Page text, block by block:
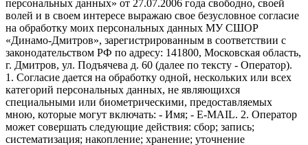
персональных данных» от 27.07.2006 года свободно, своей
волей и в своем интересе выражаю свое безусловное согласие
на обработку моих персональных данных МУ СШОР
«Динамо-Дмитров», зарегистрированным в соответствии с
законодательством РФ по адресу: 141800, Московская область,
г. Дмитров, ул. Подъячева д. 60 (далее по тексту - Оператор).
1. Согласие дается на обработку одной, нескольких или всех
категорий персональных данных, не являющихся
специальными или биометрическими, предоставляемых
мною, которые могут включать: - Имя; - E-MAIL. 2. Оператор
может совершать следующие действия: сбор; запись;
систематизация; накопление; хранение; уточнение